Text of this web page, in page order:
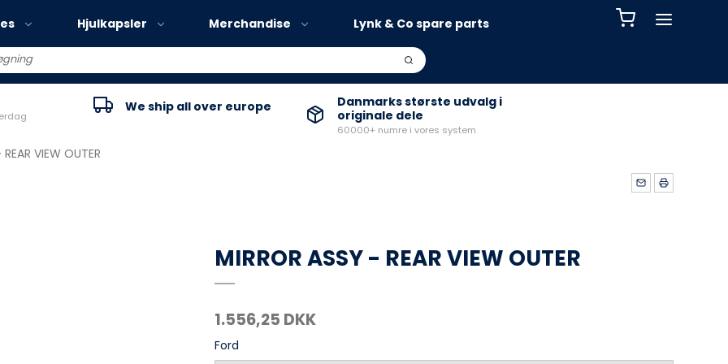
Volvo EX30
Volvo EC40
Hjulkapsler Merchandise Lynk & Co spare parts
We ship all over europe
Danmarks største udvalg i
originale dele
60000+ numre i vores system
VIEW OUTER
MIRROR ASSY - REAR VIEW OUTER
1.556,25 DKK
Ford